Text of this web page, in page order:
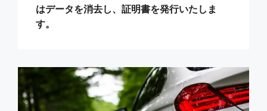
はデータを消去し、証明書を発行いたしま
す。